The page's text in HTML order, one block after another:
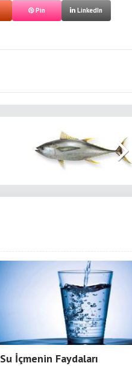
Pin LinkedIn
Su İçmenin Faydaları